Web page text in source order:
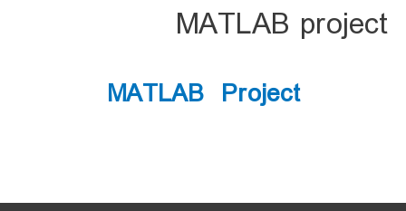
MATLAB project
MATLAB Project